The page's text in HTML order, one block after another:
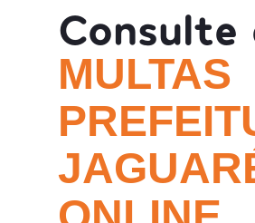
Consulte
MULTAS